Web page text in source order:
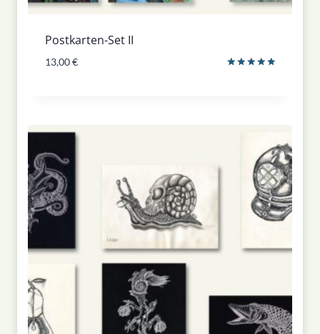
Postkarten-Set II
13,00€